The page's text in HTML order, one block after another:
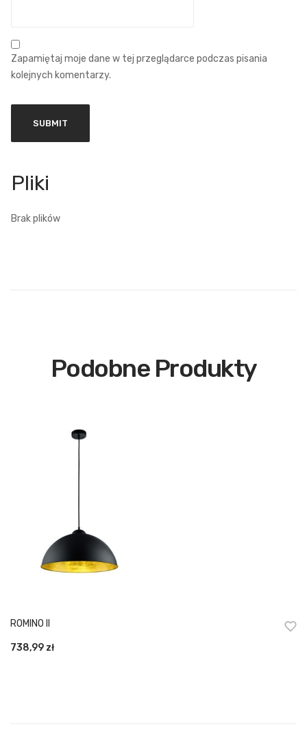
Zapamiętaj moje dane w tej przeglądarce podczas pisania
kolejnych komentarzy.
Brak plików
Podobne Produkty
ROMINO II
738,99 zł